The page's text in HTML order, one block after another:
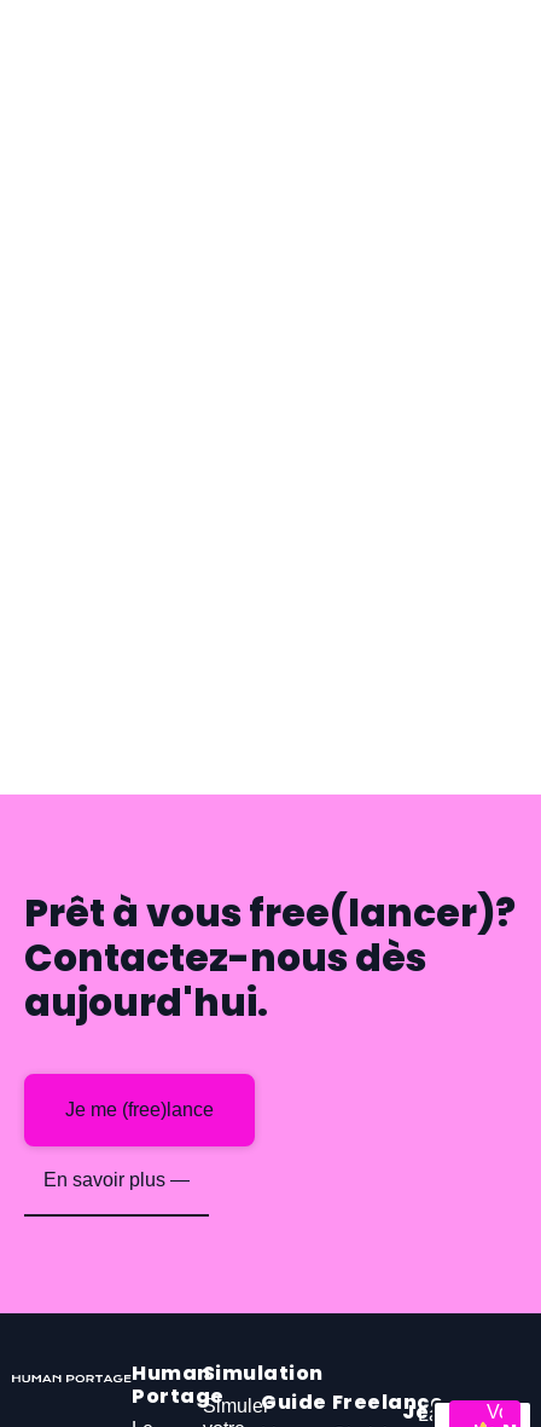
Prêt à vous free(lancer)?
Contactez-nous dès
aujourd'hui.
Je me (free)lance
En savoir plus —
Human
Portage
Simulation
SimulerGuide Freelance
JeLancez- Vous